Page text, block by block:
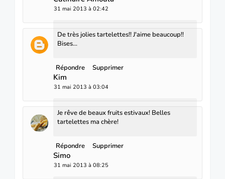
31 mai 2013 à 02:42
De très jolies tartelettes!! J'aime beaucoup!!
Bises...
Répondre Supprimer
Kim
31 mai 2013 à 03:04
Je rêve de beaux fruits estivaux! Belles
tartelettes ma chère!
Répondre Supprimer
Simo
31 mai 2013 à 08:25